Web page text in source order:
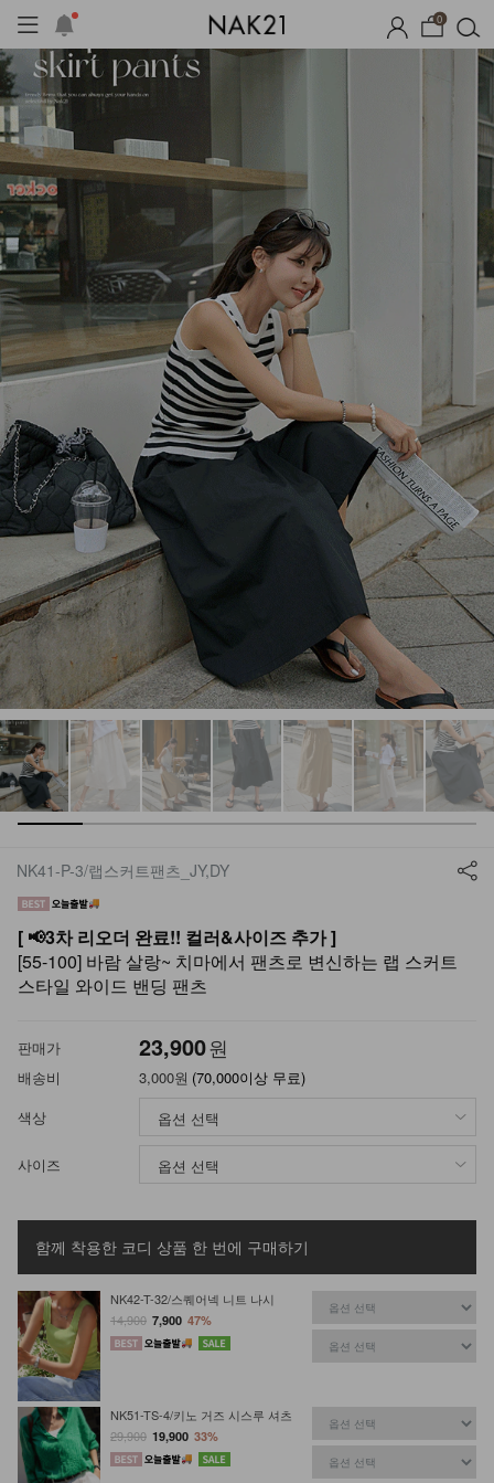
0
세트 자체제작 여름 잠옷 장마템 기획전 오늘
NK41-P-3/랩스커트팬츠_JY,DY
[ 📢3차 리오더 완료!! 컬러&사이즈 추가 ]
[55-100] 바람 살랑~ 치마에서 팬츠로 변신하는 랩 스커트
스타일 와이드 밴딩 팬츠
판매가 23,900원
배송비 3,000원 (70,000이상 무료)
색상
사이즈
함께 착용한 코디 상품 한 번에 구매하기
NK42-T-32/스퀘어넥 니트 나시
14,900 7,900 47%
NK51-TS-4/키노 거즈 시스루 셔츠
29,900 19,900 33%